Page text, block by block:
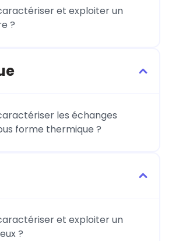
et exploiter un
?
les échanges
forme thermique ?
et exploiter un
?